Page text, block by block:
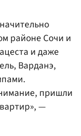
районе Сочи и
и даже
Варданэ,
пришли
—